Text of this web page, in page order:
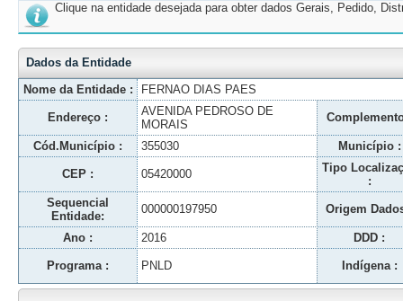
Clique na entidade desejada para obter dados Gerais, Pedido,
Dados da Entidade
Nome da Entidade :
FERNAO DIAS PAES
Endereço :
AVENIDA PEDROSO DE
MORAIS
Cód.Município : 355030 Município :
CEP : 05420000
Tipo
:
Sequencial
Entidade:
000000197950 Origem
Ano : 2016 DDD :
Programa : PNLD Indígena :